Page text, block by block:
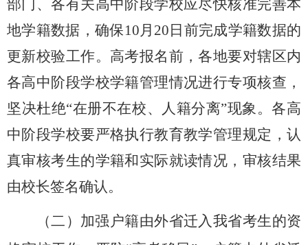
部门、各有关高中阶段学校应尽快核准完善本
地学籍数据，确保10 月 20 日前完成学籍数据的
更新校验工作。高考报名前，各地要对辖区内
各高中阶段学校学籍管理情况进行专项核查，
坚决杜绝“在册不在校、人籍分离”现象。各高
中阶段学校要严格执行教育教学管理规定，认
真审核考生的学籍和实际就读情况，审核结果
由校长签名确认。
（二）加强户籍由外省迁入我省考生的资